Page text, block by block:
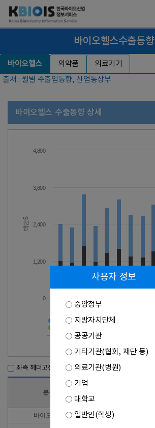
바이오헬스수출동향
바이오헬스 의약품
의료기기
출처 : 월별 수출입동향, 산업통상부
바이오헬스 수출동향 상세
백만$
바이오헬스>수출액
의약품>증감률
2025년 09월
0
1,200
2,400
3,600
4,800
좌측 헤더고정
분류
바이오헬스 1,207
사용자 정보
중앙정부
지방자치단체
공공기관
기타기관(협회, 재단 등)
의료기관(병원)
기업
대학교
일반인(학생)